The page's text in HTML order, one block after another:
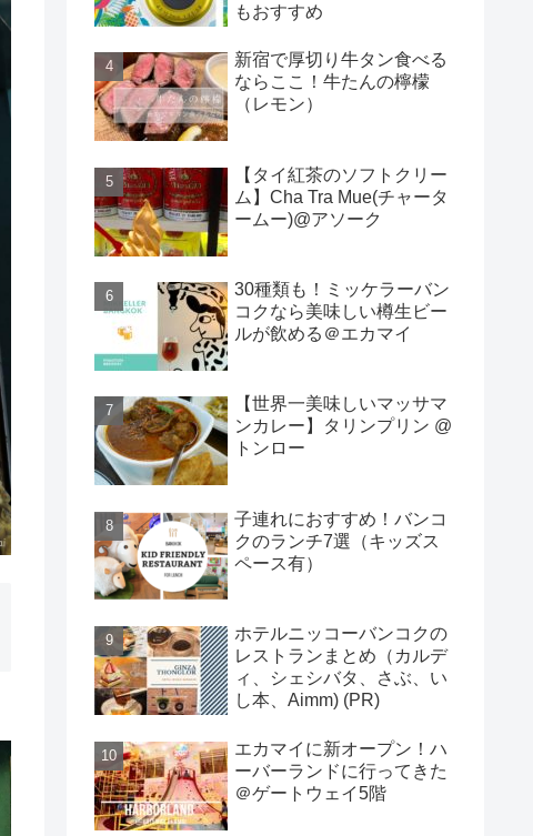
もおすすめ
新宿で厚切り牛タン食べる
ならここ！牛たんの檸檬
（レモン）
【タイ紅茶のソフトクリー
ム】Cha Tra Mue(チャータ
ームー)@アソーク
30種類も！ミッケラーバン
コクなら美味しい樽生ビー
ルが飲める＠エカマイ
【世界一美味しいマッサマ
ンカレー】タリンプリン @
トンロー
子連れにおすすめ！バンコ
クのランチ7選（キッズス
ペース有）
ホテルニッコーバンコクの
レストランまとめ（カルデ
ィ、シェシバタ、さぶ、い
し本、Aimm) (PR)
エカマイに新オープン！ハ
ーバーランドに行ってきた
＠ゲートウェイ5階